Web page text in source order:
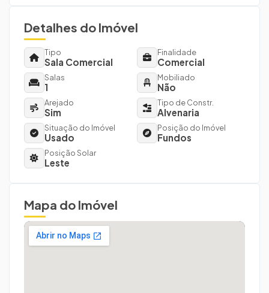
Detalhes do Imóvel
Tipo
Sala Comercial
Finalidade
Comercial
Salas
1
Mobiliado
Não
Arejado
Sim
Tipo de Constr.
Alvenaria
Situação do Imóvel
Usado
Posição do Imóvel
Fundos
Posição Solar
Leste
Mapa do Imóvel